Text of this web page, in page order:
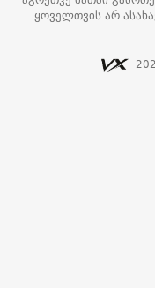
ყოველთვის არ